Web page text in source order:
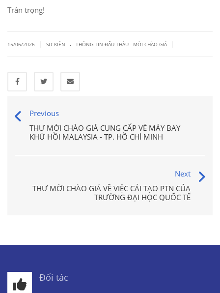
Trân trọng!
15/06/2026 SỰ KIỆN . THÔNG TIN ĐẤU THẦU - MỜI CHÀO GIÁ
Previous
THƯ MỜI CHÀO GIÁ CUNG CẤP VÉ MÁY BAY
KHỨ HỒI MALAYSIA - TP. HỒ CHÍ MINH
Next
THƯ MỜI CHÀO GIÁ VỀ VIỆC CẢI TẠO PTN CỦA
TRƯỜNG ĐẠI HỌC QUỐC TẾ
Đối tác